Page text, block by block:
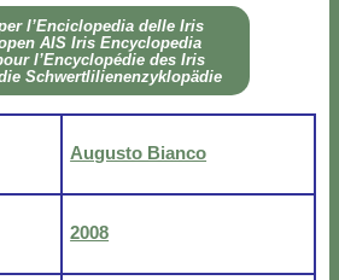
l’En­ci­clo­pe­dia del­le Iris
AIS Iris En­cy­clo­pe­dia
l’En­cy­clo­pé­die des Iris
Sch­wer­tli­lie­nen­zy­klo­pä­die
Au­gu­sto Bian­co
2008